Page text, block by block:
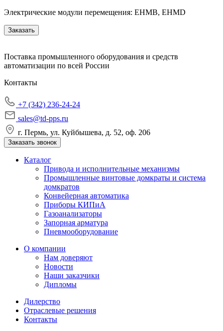
Электрические модули перемещения: EHMB, EHMD
Заказать
Поставка промышленного оборудования и средств
автоматизации по всей России
Контакты
+7 (342) 236-24-24
sales@td-pps.ru
г. Пермь, ул. Куйбышева, д. 52, оф. 206
Заказать звонок
Каталог
Привода и исполнительные механизмы
Промышленные винтовые домкраты и система
домкратов
Конвейерная автоматика
Приборы КИПиА
Газоанализаторы
Запорная арматура
Пневмооборудование
О компании
Нам доверяют
Новости
Наши заказчики
Дипломы
Дилерство
Отраслевые решения
Контакты